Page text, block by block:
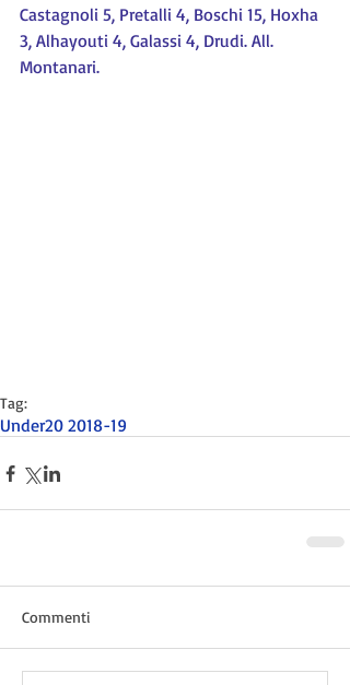
Castagnoli 5, Pretalli 4, Boschi 15, Hoxha
3, Alhayouti 4, Galassi 4, Drudi. All.
Montanari.
Tag:
Under20 2018-19
Commenti